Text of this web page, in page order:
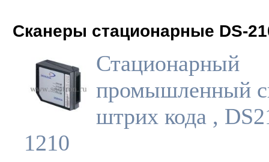
Сканеры стационарные DS-
Стационарный
промышленный
штрих кода ,
1210